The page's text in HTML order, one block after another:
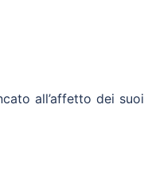
all’affetto dei suoi